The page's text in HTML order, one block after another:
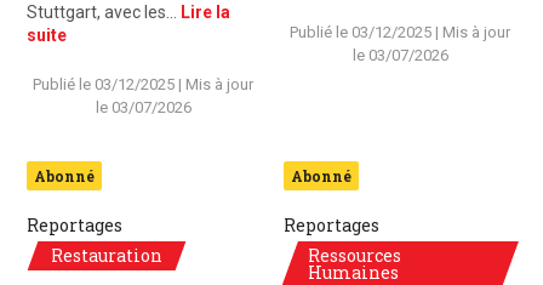
Stuttgart, avec les…
Lire la
suite
Publié le 03/12/2025 | Mis à jour
le 03/07/2026
Publié le 03/12/2025 | Mis à jour
le 03/07/2026
Abonné
Reportages
Restauration
Abonné
Reportages
Ressources
Humaines